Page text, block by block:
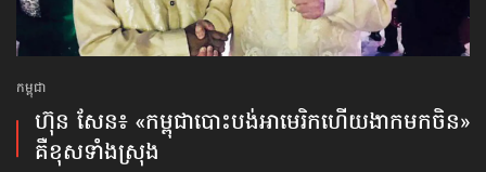
កម្ពុជា
ហ៊ុន សែន៖ «​កម្ពុជាបោះបង់​អាមេរិក​ហើយ​ងាក​មកចិន»
គឺខុស​ទាំងស្រុង